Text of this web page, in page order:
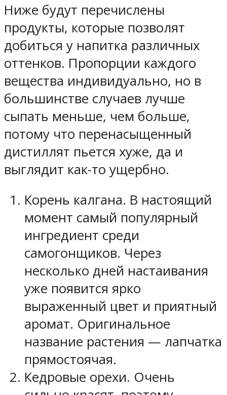
Ниже будут перечислены
продукты, которые позволят
добиться у напитка различных
оттенков. Пропорции каждого
вещества индивидуально, но в
большинстве случаев лучше
сыпать меньше, чем больше,
потому что перенасыщенный
дистиллят пьется хуже, да и
выглядит как-то ущербно.
Корень калгана. В настоящий
момент самый популярный
ингредиент среди
самогонщиков. Через
несколько дней настаивания
уже появится ярко
выраженный цвет и приятный
аромат. Оригинальное
название растения — лапчатка
прямостоячая.
Кедровые орехи. Очень